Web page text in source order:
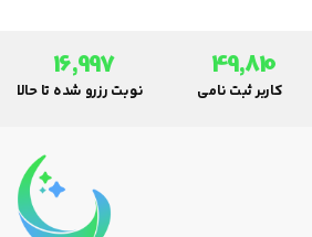
49,810
کاربر ثبت نامی
16,997
نوبت رزرو شده تا حالا